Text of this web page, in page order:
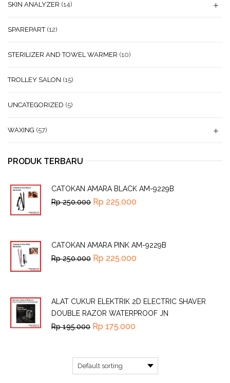
SKIN ANALYZER (14)
SPAREPART (12)
STERILIZER AND TOWEL WARMER (10)
TROLLEY SALON (15)
UNCATEGORIZED (5)
WAXING (57)
PRODUK TERBARU
CATOKAN AMARA BLACK AM-9229B
Rp250.000 Rp 225.000
CATOKAN AMARA PINK AM-9229B
Rp250.000 Rp 225.000
ALAT CUKUR ELEKTRIK 2D ELECTRIC SHAVER
DOUBLE RAZOR WATERPROOF JN
Rp195.000 Rp 175.000